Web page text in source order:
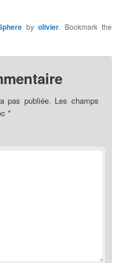
byolivier. Bookmark the
pas publiée. Les champs
*